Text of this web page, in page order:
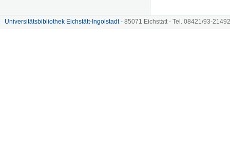
Universitätsbibliothek Eichstätt-Ingolstadt- 85071 Eichstätt - Tel. 08421/93-